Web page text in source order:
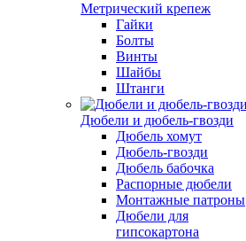
Метрический крепеж
Гайки
Болты
Винты
Шайбы
Штанги
Дюбели и дюбель-гвозди
Дюбель хомут
Дюбель-гвозди
Дюбель бабочка
Распорные дюбели
Монтажные патроны
Дюбели для
гипсокартона